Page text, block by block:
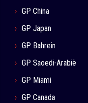
GP China
GP Japan
GP Bahrein
GP Saoedi-Arabië
GP Miami
GP Canada